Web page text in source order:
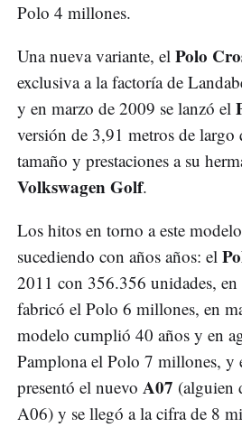
Polo 4 millones.
Una nueva variante, el Polo
exclusiva a la factoría de
y en marzo de 2009 se lanzó el
versión de 3,91 metros de largo
tamaño y prestaciones a su
Volkswagen Golf.
Los hitos en torno a este
sucediendo con años años: el
2011 con 356.356 unidades, en
fabricó el Polo 6 millones, en
modelo cumplió 40 años y en
Pamplona el Polo 7 millones, y
presentó el nuevo A07 (alguien
A06) y se llegó a la cifra de 8